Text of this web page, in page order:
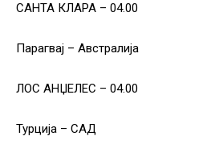
САНТА КЛАРА – 04.00
Парагвај – Австралија
ЛОС АНЏЕЛЕС – 04.00
Турција – САД